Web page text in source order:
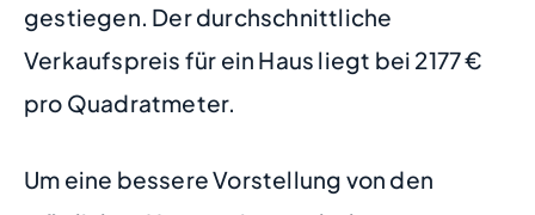
gestiegen. Der durchschnittliche
Verkaufspreis für ein Haus liegt bei 2177 €
pro Quadratmeter.
Um eine bessere Vorstellung von den